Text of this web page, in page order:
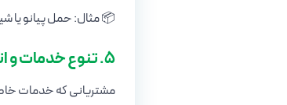
📦 مثال: حمل پیانو یا
5. تنوع خدمات و انعطاف‌پذیری
مشتریانی که خدمات